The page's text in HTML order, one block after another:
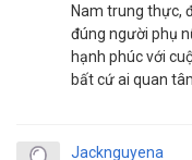
Nam trung thực,
đúng người phụ
hạnh phúc với
bất cứ ai quan
Jacknguyena